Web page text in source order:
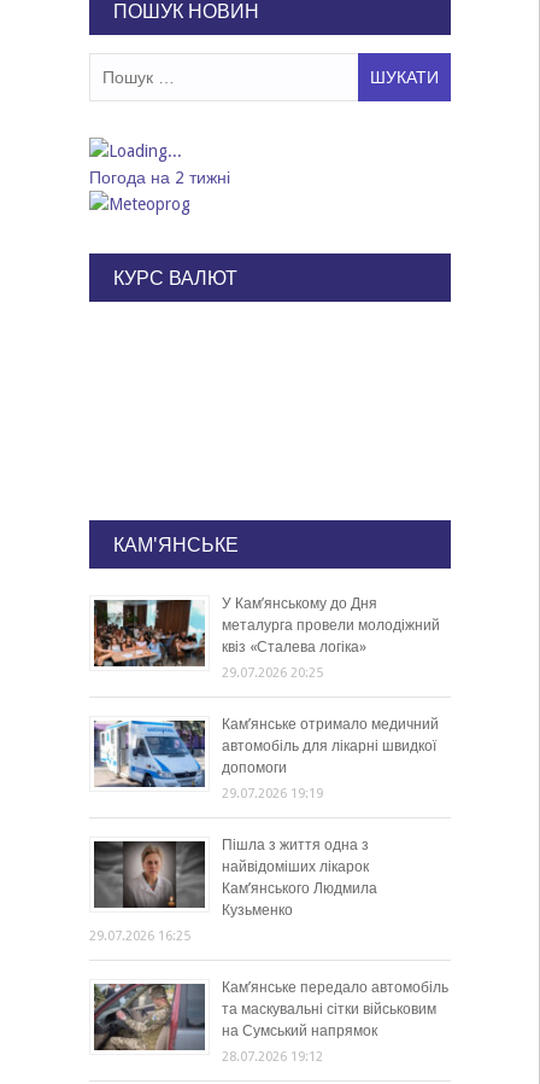
ПОШУК НОВИН
Погода на 2 тижні
КУРС ВАЛЮТ
КАМ'ЯНСЬКЕ
У Кам’янському до Дня
металурга провели молодіжний
квіз «Сталева логіка»
29.07.2026 20:25
Кам’янське отримало медичний
автомобіль для лікарні швидкої
допомоги
29.07.2026 19:19
Пішла з життя одна з
найвідоміших лікарок
Кам’янського Людмила
Кузьменко
29.07.2026 16:25
Кам’янське передало автомобіль
та маскувальні сітки військовим
на Сумський напрямок
28.07.2026 19:12